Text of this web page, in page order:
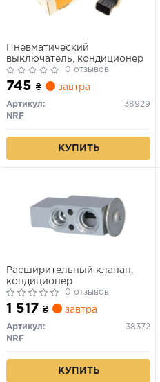
Пневматический
выключатель, кондиционер
0 отзывов
745 ₴ завтра
Артикул:
38929
NRF
КУПИТЬ
Расширительный клапан,
кондиционер
0 отзывов
1 517 ₴ завтра
Артикул:
38372
NRF
КУПИТЬ